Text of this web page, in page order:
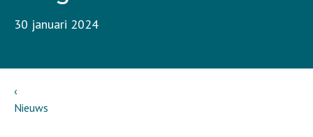
30 januari 2024
Nieuws